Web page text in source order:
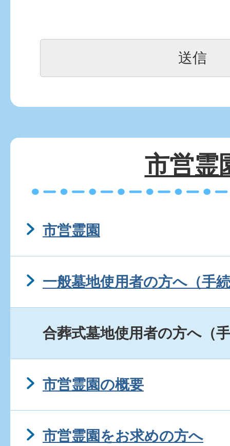
木更津市霊園の公募につい
市営霊
市営霊園
一般墓地使用者の方へ（手
合葬式墓地使用者の方へ（
市営霊園の概要
市営霊園をお求めの方へ